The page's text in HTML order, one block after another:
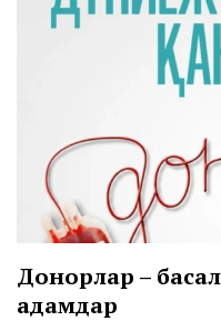
Донорлар –
адамдар